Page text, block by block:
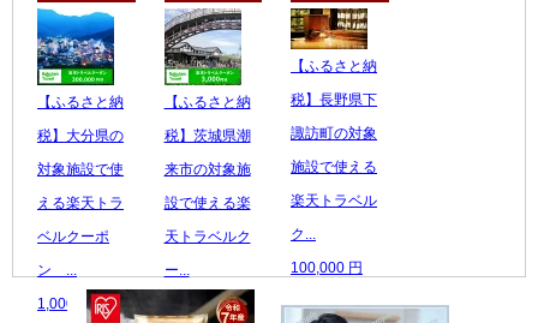
【ふるさと納
税】大分県の
対象施設で使
える楽天トラ
ベルクーポ
ン ...
1,000,000 円
【ふるさと納
税】茨城県潮
来市の対象施
設で使える楽
天トラベルク
ー...
10,000 円
【ふるさと納
税】長野県下
諏訪町の対象
施設で使える
楽天トラベル
ク...
100,000 円